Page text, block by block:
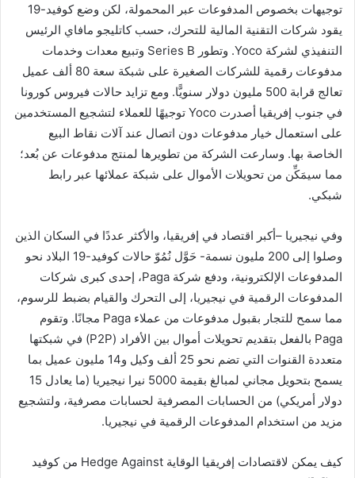
توجيهات بخصوص المدفوعات عبر المحمولة، لكن وضع كوفيد-19
يقود شركات التقنية المالية للتحرك، حسب كاتليجو مافاي الرئيس
التنفيذي لشركة Yoco. وتطور Series B وتبيع معدات وخدمات
مدفوعات رقمية للشركات الصغيرة على شبكة سعة 80 ألف عميل
تعالج قرابة 500 مليون دولار سنويًّا. ومع تزايد حالات فيروس كورونا
في جنوب إفريقيا أصدرت Yoco توجيهًا للعملاء لتشجيع المستخدمين
على استعمال خيار مدفوعات دون اتصال عند آلات نقاط البيع
الخاصة بها. وسارعت الشركة من تطويرها لمنتج مدفوعات عن بُعد؛
مما سيمَكِّن من تحويلات الأموال على شبكة عملائها عبر رابط
شبكي.
وفي نيجيريا –أكبر اقتصاد في إفريقيا، والأكثر عددًا في السكان الذين
وصلوا إلى 200 مليون نسمة- حَوَّل نُمُوّ حالات كوفيد-19 البلاد نحو
المدفوعات الإلكترونية، ودفع شركة Paga، إحدى كبرى شركات
المدفوعات الرقمية في نيجيريا، إلى التحرك والقيام بضبط للرسوم،
مما سمح للتجار بقبول مدفوعات من عملاء Paga مجانًا. وتقوم
Paga بالفعل بتقديم تحويلات أموال بين الأفراد (P2P) في شبكتها
متعددة القنوات التي تضم نحو 25 ألف وكيل و14 مليون عميل بما
يسمح بتحويل مجاني لمبالغ بقيمة 5000 نيرا نيجيريا (ما يعادل 15
دولار أمريكي) من الحسابات المصرفية لحسابات مصرفية، ولتشجيع
مزيد من استخدام المدفوعات الرقمية في نيجيريا.
كيف يمكن لاقتصادات إفريقيا الوقاية Hedge Against من كوفيد